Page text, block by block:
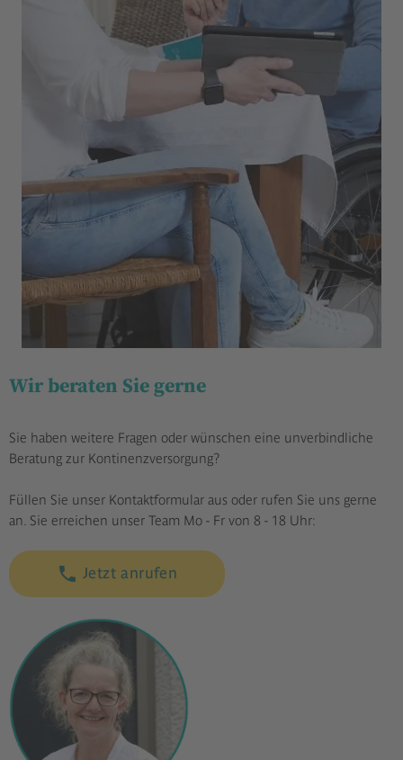
Wir beraten Sie gerne
Sie haben weitere Fragen oder wünschen eine unverbindliche
Beratung zur Kontinenzversorgung?
Füllen Sie unser Kontaktformular aus oder rufen Sie uns gerne
an. Sie erreichen unser Team Mo - Fr von 8 - 18 Uhr:
call Jetzt anrufen